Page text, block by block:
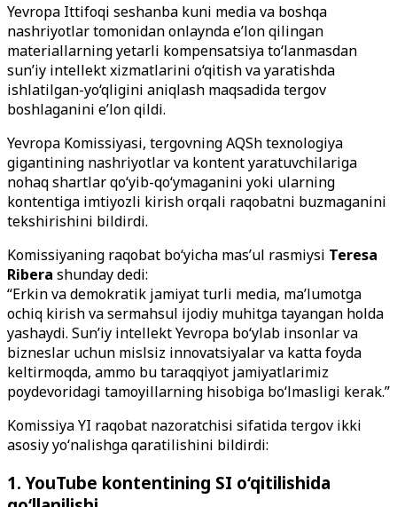
Yevropa Ittifoqi seshanba kuni media va boshqa
nashriyotlar tomonidan onlaynda e’lon qilingan
materiallarning yetarli kompensatsiya to‘lanmasdan
sun’iy intellekt xizmatlarini o‘qitish va yaratishda
ishlatilgan-yo‘qligini aniqlash maqsadida tergov
boshlaganini e’lon qildi.
Yevropa Komissiyasi, tergovning AQSh texnologiya
gigantining nashriyotlar va kontent yaratuvchilariga
nohaq shartlar qo‘yib-qo‘ymaganini yoki ularning
kontentiga imtiyozli kirish orqali raqobatni buzmaganini
tekshirishini bildirdi.
Komissiyaning raqobat bo‘yicha mas’ul rasmiysi Teresa
Ribera shunday dedi:
“Erkin va demokratik jamiyat turli media, ma’lumotga
ochiq kirish va sermahsul ijodiy muhitga tayangan holda
yashaydi. Sun’iy intellekt Yevropa bo‘ylab insonlar va
bizneslar uchun mislsiz innovatsiyalar va katta foyda
keltirmoqda, ammo bu taraqqiyot jamiyatlarimiz
poydevoridagi tamoyillarning hisobiga bo‘lmasligi kerak.”
Komissiya YI raqobat nazoratchisi sifatida tergov ikki
asosiy yo‘nalishga qaratilishini bildirdi:
1. YouTube kontentining SI o‘qitilishida